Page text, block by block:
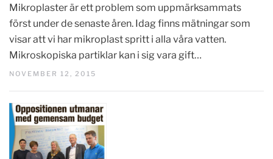
Mikroplaster är ett problem som uppmärksammats
först under de senaste åren. Idag finns mätningar som
visar att vi har mikroplast spritt i alla våra vatten.
Mikroskopiska partiklar kan i sig vara gift…
NOVEMBER 12, 2015